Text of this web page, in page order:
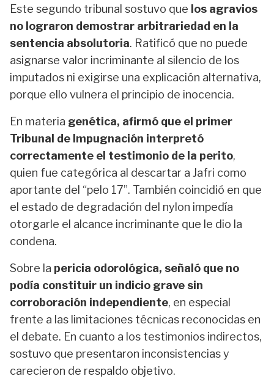
Este segundo tribunal sostuvo que los agravios
no lograron demostrar arbitrariedad en la
sentencia absolutoria. Ratificó que no puede
asignarse valor incriminante al silencio de los
imputados ni exigirse una explicación alternativa,
porque ello vulnera el principio de inocencia.
En materia genética, afirmó que el primer
Tribunal de Impugnación interpretó
correctamente el testimonio de la perito,
quien fue categórica al descartar a Jafri como
aportante del “pelo 17”. También coincidió en que
el estado de degradación del nylon impedía
otorgarle el alcance incriminante que le dio la
condena.
Sobre la pericia odorológica, señaló que no
podía constituir un indicio grave sin
corroboración independiente, en especial
frente a las limitaciones técnicas reconocidas en
el debate. En cuanto a los testimonios indirectos,
sostuvo que presentaron inconsistencias y
carecieron de respaldo objetivo.